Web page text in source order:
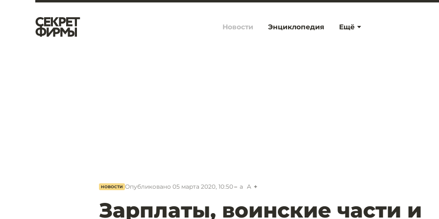
Ещё
Новости Энциклопедия
НОВОСТИ Опубликовано 05 марта 2020, 10:50 a A
Зарплаты, воинские части и